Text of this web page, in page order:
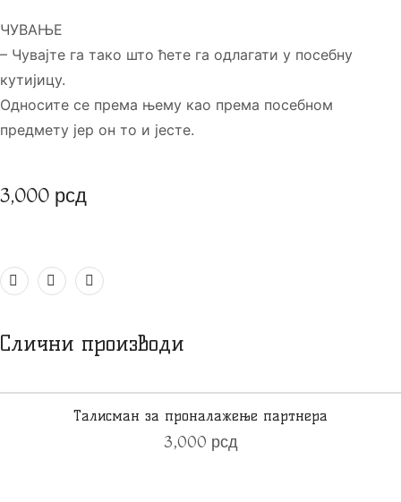
ЧУВАЊЕ
– Чувајте га тако што ћете га одлагати у посебну
кутијицу.
Односите се према њему као према посебном
предмету јер он то и јесте.
3,000 рсд
Слични производи
Out of stock
Талисман за проналажење партнера
3,000 рсд